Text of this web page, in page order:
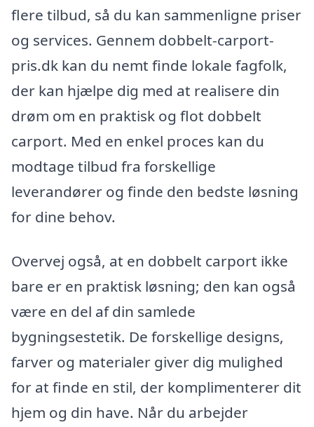
flere tilbud, så du kan sammenligne priser
og services. Gennem dobbelt-carport-
pris.dk kan du nemt finde lokale fagfolk,
der kan hjælpe dig med at realisere din
drøm om en praktisk og flot dobbelt
carport. Med en enkel proces kan du
modtage tilbud fra forskellige
leverandører og finde den bedste løsning
for dine behov.
Overvej også, at en dobbelt carport ikke
bare er en praktisk løsning; den kan også
være en del af din samlede
bygningsestetik. De forskellige designs,
farver og materialer giver dig mulighed
for at finde en stil, der komplimenterer dit
hjem og din have. Når du arbejder